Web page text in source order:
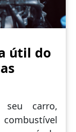
útil do
carro,